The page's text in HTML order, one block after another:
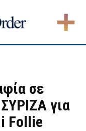
σε
για
Follie